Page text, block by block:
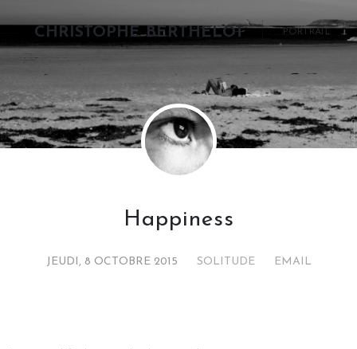
CHRISTOPHE BERTHELOT PORTRAIT
Happiness
JEUDI, 8 OCTOBRE 2015 SOLITUDE EMAIL